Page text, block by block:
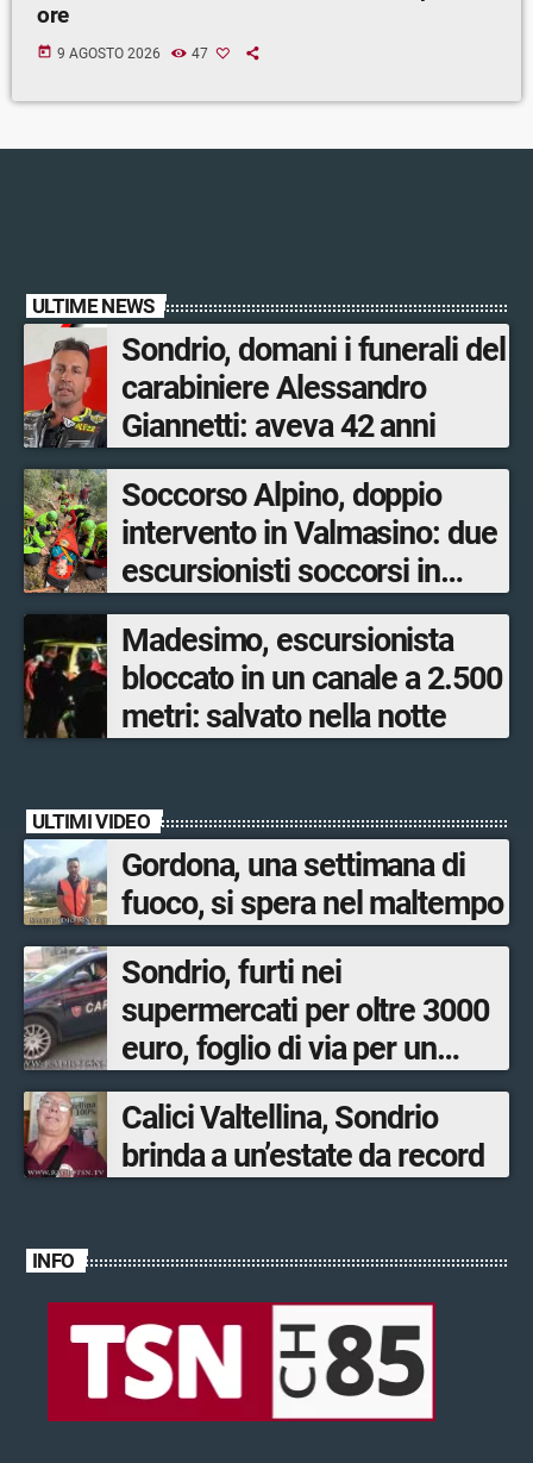
ore
today 9 AGOSTO 2026 47
ULTIME NEWS
Sondrio, domani i funerali del
carabiniere Alessandro
Giannetti: aveva 42 anni
Soccorso Alpino, doppio
intervento in Valmasino: due
escursionisti soccorsi in
poche ore
Madesimo, escursionista
bloccato in un canale a 2.500
metri: salvato nella notte
ULTIMI VIDEO
Gordona, una settimana di
fuoco, si spera nel maltempo
Sondrio, furti nei
supermercati per oltre 3000
euro, foglio di via per un
ventinovenne
Calici Valtellina, Sondrio
brinda a un’estate da record
INFO